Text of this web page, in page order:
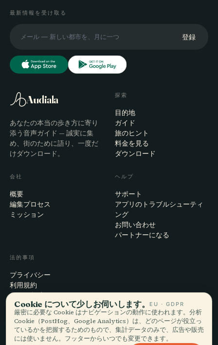
最新情報を受け取る
登録
Audiala
あなたの本当の歩き方に寄り
添う音声ガイド — 誠実に集
め、街のために語り、一度だ
けダウンロード。
探索
目的地
ガイド
旅のヒント
料金を見る
ダウンロード
会社
概要
編集プロセス
ミッション
ヘルプ
サポート
アプリのトラブルシューティ
ング
お問い合わせ
パートナーになる
法的事項
プライバシー
利用規約
Cookie設定
アカウント削除
Cookie について少しお伺いします。 EU · GDPR
厳密に必要な Cookie はナビゲーションの動作に使われます。分析
Cookie（PostHog、Google Analytics）は、どのページが役立っ
ているかを把握するためのもので、集計データのみで、広告や販売
には使いません。フッターからいつでも変更できます。